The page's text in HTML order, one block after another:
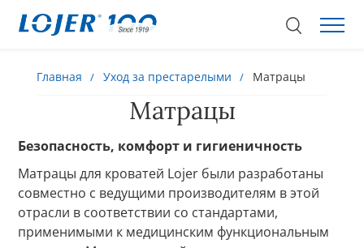
Главная Уход за престарелыми Матрацы
Матрацы
Безопасность, комфорт и гигиеничность
Матрацы для кроватей Lojer были разработаны
совместно с ведущими производителям в этой
отрасли в соответствии со стандартами,
применимыми к медицинским функциональным